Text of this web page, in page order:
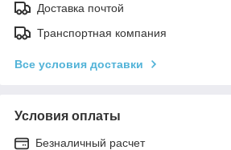
Доставка почтой
Транспортная компания
Все условия доставки
Условия оплаты
Безналичный расчет